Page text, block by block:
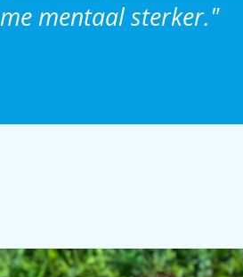
me mentaal sterker."